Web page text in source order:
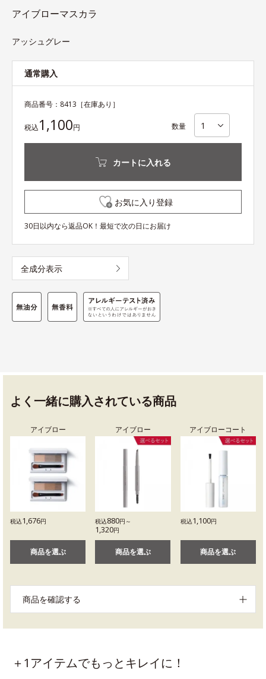
アイブローマスカラ
アッシュグレー
通常購入
商品番号： 8413 ［在庫あり］
税込1,100円 数量
カートに入れる
お気に入り登録
30日以内なら返品OK！最短で次の日にお届け
全成分表示
よく一緒に購入されている商品
アイブロー
税込1,676円
商品を選ぶ
アイブロー
税込880円～
1,320円
商品を選ぶ
アイブローコート
税込1,100円
商品を選ぶ
商品を確認する
＋1アイテムでもっとキレイに！